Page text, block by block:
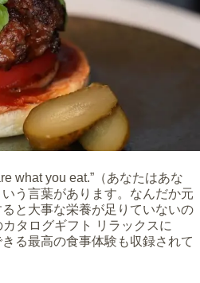
what you eat.”（あなたはあな
う言葉があります。なんだか元
と大事な栄養が足りていないの
タログギフト リラックスに
る最高の食事体験も収録されて